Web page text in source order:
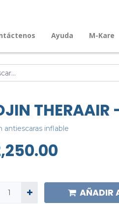
Ayuda M-Kare
antiescaras inflable
AÑADIR